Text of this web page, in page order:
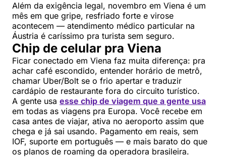
Além da exigência legal, novembro em Viena é um
mês em que gripe, resfriado forte e virose
acontecem — atendimento médico particular na
Áustria é caríssimo pra turista sem seguro.
Chip de celular pra Viena
Ficar conectado em Viena faz muita diferença: pra
achar café escondido, entender horário de metrô,
chamar Uber/Bolt se o frio apertar e traduzir
cardápio de restaurante fora do circuito turístico.
A gente usa esse chip de viagem que a gente usa
em todas as viagens pra Europa. Você recebe em
casa antes de viajar, ativa no aeroporto assim que
chega e já sai usando. Pagamento em reais, sem
IOF, suporte em português — e mais barato do que
os planos de roaming da operadora brasileira.